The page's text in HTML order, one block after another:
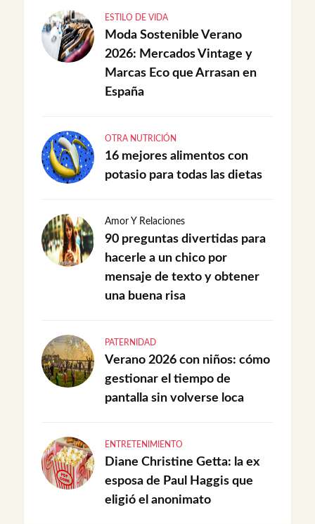
ESTILO DE VIDA
Moda Sostenible Verano
2026: Mercados Vintage y
Marcas Eco que Arrasan en
España
OTRA NUTRICIÓN
16 mejores alimentos con
potasio para todas las dietas
Amor Y Relaciones
90 preguntas divertidas para
hacerle a un chico por
mensaje de texto y obtener
una buena risa
PATERNIDAD
Verano 2026 con niños: cómo
gestionar el tiempo de
pantalla sin volverse loca
ENTRETENIMIENTO
Diane Christine Getta: la ex
esposa de Paul Haggis que
eligió el anonimato